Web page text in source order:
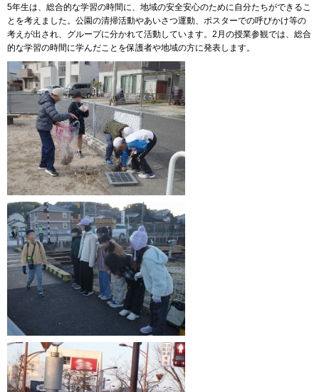
5年生は、総合的な学習の時間に、地域の安全安心のために自分たちができるこ
とを考えました。公園の清掃活動やあいさつ運動、ポスターでの呼びかけ等の
考えが出され、グループに分かれて活動しています。2月の授業参観では、総合
的な学習の時間に学んだことを保護者や地域の方に発表します。